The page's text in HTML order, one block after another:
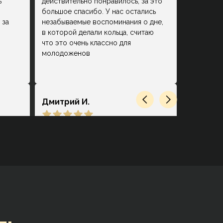
большое спасибо. У нас остались
незабываемые воспоминания о дне,
в которой делали кольца, считаю
что это очень классно для
молодоженов
Дмитрий И.